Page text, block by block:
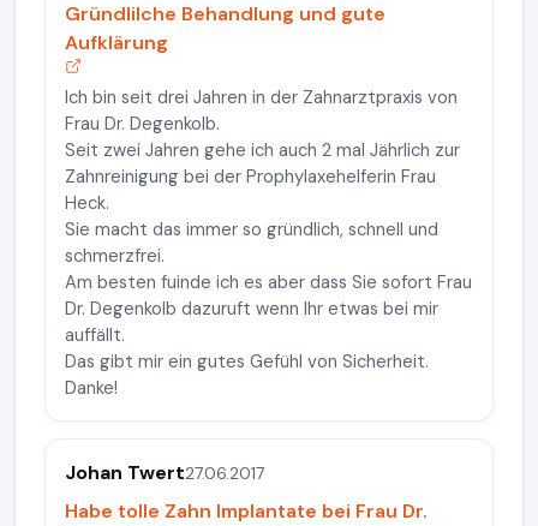
Gründlilche Behandlung und gute
Aufklärung
Ich bin seit drei Jahren in der Zahnarztpraxis von
Frau Dr. Degenkolb.
Seit zwei Jahren gehe ich auch 2 mal Jährlich zur
Zahnreinigung bei der Prophylaxehelferin Frau
Heck.
Sie macht das immer so gründlich, schnell und
schmerzfrei.
Am besten fuinde ich es aber dass Sie sofort Frau
Dr. Degenkolb dazuruft wenn Ihr etwas bei mir
auffällt.
Das gibt mir ein gutes Gefühl von Sicherheit.
Danke!
Johan Twert27.06.2017
Habe tolle Zahn Implantate bei Frau Dr.